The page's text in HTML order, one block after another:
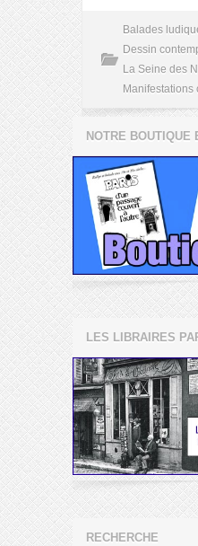
Balades
Dessin
La Seine des
Manifestations
NOTRE BOUTIQUE
LES LIBRAIRES
RECHERCHE